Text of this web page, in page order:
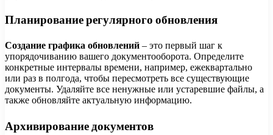
Планирование регулярного обновления
Создание графика обновлений – это первый шаг к
упорядочиванию вашего документооборота. Определите
конкретные интервалы времени, например, ежеквартально
или раз в полгода, чтобы пересмотреть все существующие
документы. Удаляйте все ненужные или устаревшие файлы, а
также обновляйте актуальную информацию.
Архивирование документов